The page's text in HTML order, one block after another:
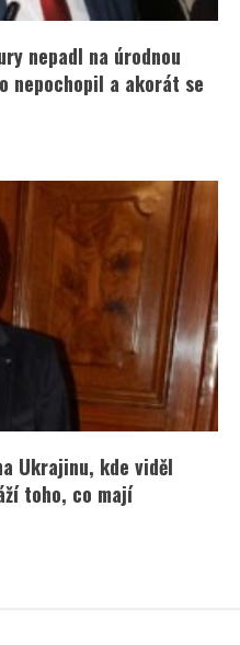
nepadl na úrodnou
nepochopil a akorát se
Ukrajinu, kde viděl
toho, co mají